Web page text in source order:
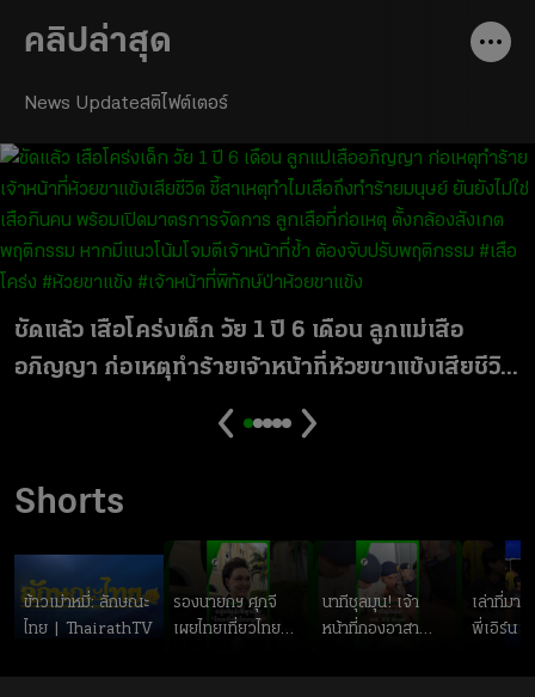
คลิปล่าสุด
News Updateสติไฟต์เตอร์
ชัดแล้ว เสือโคร่งเด็ก วัย 1 ปี 6 เดือน ลูกแม่เสือ
อภิญญา ก่อเหตุทำร้ายเจ้าหน้าที่ห้วยขาแข้งเสียชีวิต
ชี้สาเหตุทำไมเสือถึงทำร้ายมนุษย์ ยันยังไม่ใช่เสือกิน
คน พร้อมเปิดมาตรการจัดการ ลูกเสือที่ก่อเหตุ ตั้ง
หน้าที่ซ้ำ ต้องจับปรับพฤติกรรม #เสือโคร่ง #ห้วย
ขาแข้ง #เจ้าหน้าที่พิทักษ์ป่าห้วยขาแข้ง
Shorts
ข้าวเม่าหมี่: ลักษณะ
ไทย | ThairathTV
รองนายกฯ ศุภจี
เผยไทยเที่ยวไทย
นาทีชุลมุน! เจ้า
หน้าที่กองอาสา
เล่าที่มา
พี่เอิร์น ที่